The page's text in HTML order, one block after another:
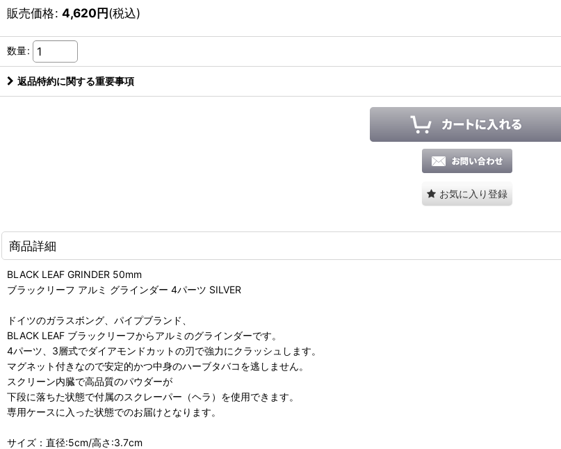
販売価格: 4,620円(税込)
数量:
返品特約に関する重要事項
お気に入り登録
商品詳細
BLACK LEAF GRINDER 50mm
ブラックリーフ アルミ グラインダー 4パーツ SILVER
ドイツのガラスボング、パイプブランド、
BLACK LEAF ブラックリーフからアルミのグラインダーです。
4パーツ、3層式でダイアモンドカットの刃で強力にクラッシュします。
マグネット付きなので安定的かつ中身のハーブタバコを逃しません。
スクリーン内臓で高品質のパウダーが
下段に落ちた状態で付属のスクレーパー（ヘラ）を使用できます。
専用ケースに入った状態でのお届けとなります。
サイズ：直径:5cm/高さ:3.7cm